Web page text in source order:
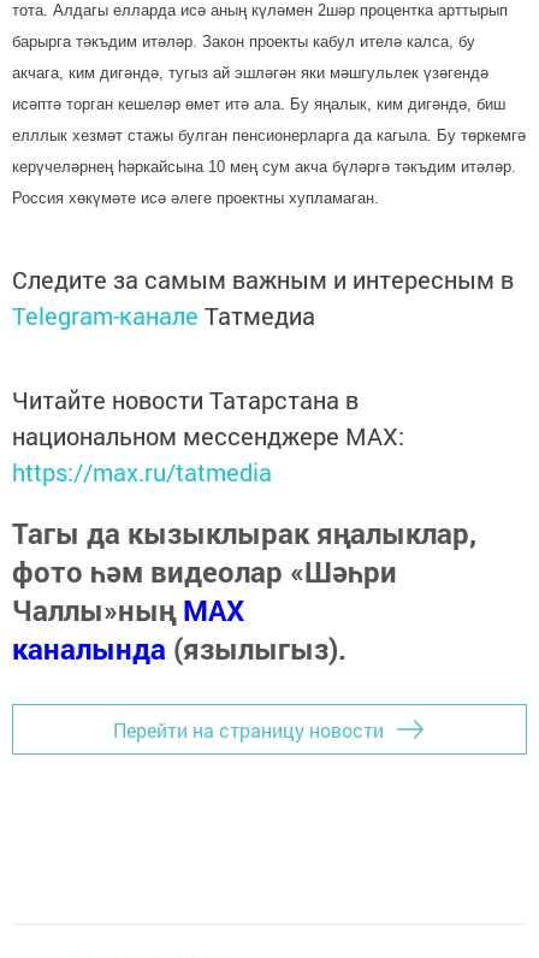
тота. Алдагы елларда исә аның күләмен 2шәр процентка арттырып
барырга тәкъдим итәләр. Закон проекты кабул ителә калса, бу
акчага, ким дигәндә, тугыз ай эшләгән яки мәшгульлек үзәгендә
исәптә торган кешеләр өмет итә ала. Бу яңалык, ким дигәндә, биш
елллык хезмәт стажы булган пенсионерларга да кагыла. Бу төркемгә
керүчеләрнең һәркайсына 10 мең сум акча бүләргә тәкъдим итәләр.
Россия хөкүмәте исә әлеге проектны хупламаган.
Следите за самым важным и интересным в
Telegram-канале Татмедиа
Читайте новости Татарстана в
национальном мессенджере MАХ:
https://max.ru/tatmedia
Тагы да кызыклырак яңалыклар,
фото һәм видеолар «Шәһри
Чаллы»ныңMAX
каналында (язылыгыз).
Перейти на страницу новости